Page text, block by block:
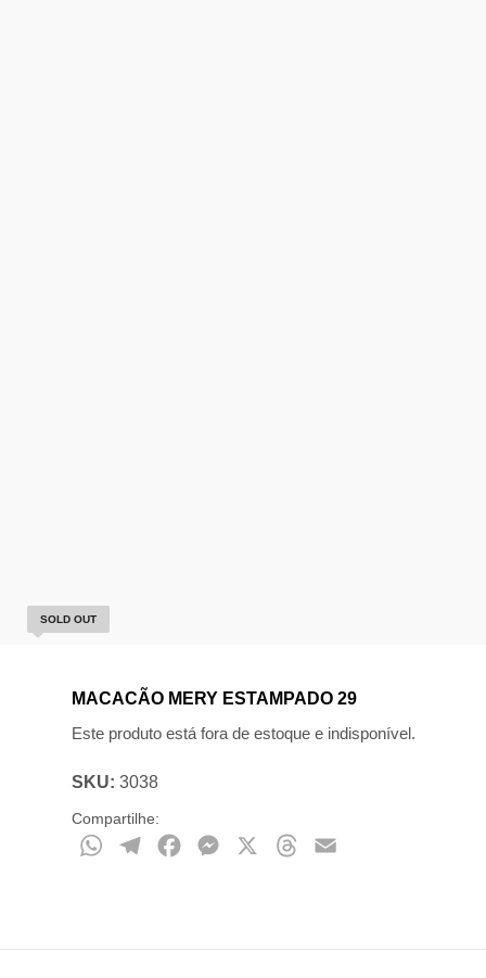
SOLD OUT
MACACÃO MERY ESTAMPADO 29
Este produto está fora de estoque e indisponível.
SKU: 3038
Compartilhe:
WhatsAppTelegramFacebookMessenger Threads